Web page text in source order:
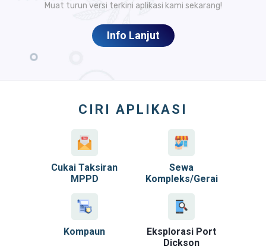
Muat turun versi terkini aplikasi kami sekarang!
Info Lanjut
CIRI APLIKASI
Cukai Taksiran
MPPD
Sewa
Kompleks/Gerai
Kompaun
Eksplorasi Port
Dickson